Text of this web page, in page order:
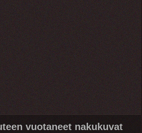
vuotaneet nakukuvat